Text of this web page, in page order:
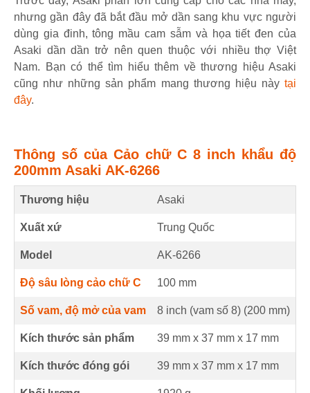
nhưng gần đây đã bắt đầu mở dần sang khu vực người
dùng gia đinh, tông mầu cam sẫm và họa tiết đen của
Asaki dần dần trở nên quen thuộc với nhiều thợ Việt
Nam. Bạn có thể tìm hiểu thêm về thương hiệu Asaki
cũng như những sản phẩm mang thương hiệu này tại
đây.
Thông số của Cảo chữ C 8 inch khẩu độ
200mm Asaki AK-6266
Thương hiệu Asaki
Xuất xứ Trung Quốc
Model AK-6266
Độ sâu lòng cảo chữ C 100 mm
Số vam, độ mở của vam 8 inch (vam số 8) (200 mm)
Kích thước sản phẩm 39 mm x 37 mm x 17 mm
Kích thước đóng gói 39 mm x 37 mm x 17 mm